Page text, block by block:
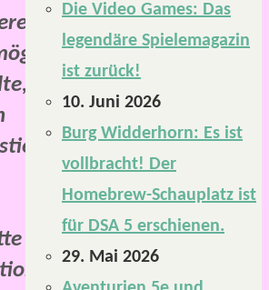
Die Video Games: Das
legendäre Spielemagazin
ist zurück!
10. Juni 2026
Burg Widderhorn: Es ist
vollbracht! Der
Homebrew-Schauplatz ist
für DSA 5 erschienen.
29. Mai 2026